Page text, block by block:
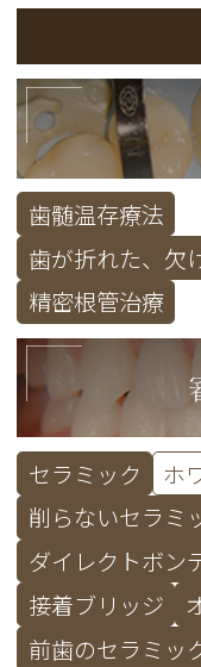
歯髄温存療法
歯が折れた、欠
精密根管治療
セラミック
ホ
削らないセラミ
ダイレクトボン
接着ブリッジ
前歯のセラミッ